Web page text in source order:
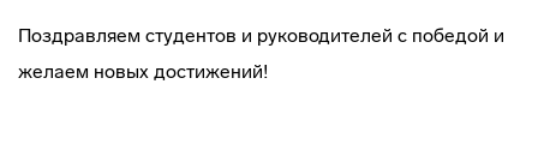
Поздравляем студентов и руководителей с победой и
желаем новых достижений!